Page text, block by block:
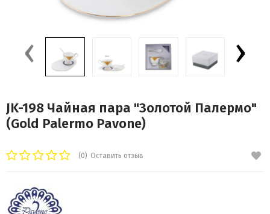
‹ ›
JK-198 Чайная пара "Золотой Палермо"
(Gold Palermo Pavone)
(0) Оставить отзыв